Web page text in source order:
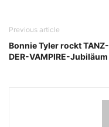
Previous article
Bonnie Tyler rockt TANZ-
DER-VAMPIRE-Jubiläum